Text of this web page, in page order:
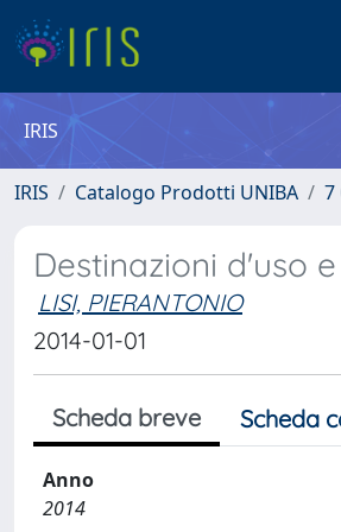
IRIS
IRIS Catalogo Prodotti UNIBA 7
Destinazioni d'uso
LISI, PIERANTONIO
2014-01-01
Scheda breve Scheda
Anno
2014